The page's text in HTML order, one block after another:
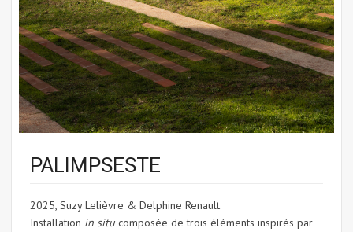
PALIMPSESTE
2025, Suzy Lelièvre & Delphine Renault
Installation in situ composée de trois éléments inspirés par